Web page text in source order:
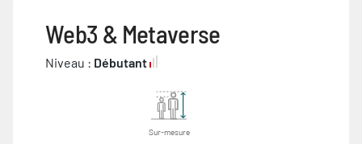
Web3 & Metaverse
Niveau : Débutant
Sur-mesure